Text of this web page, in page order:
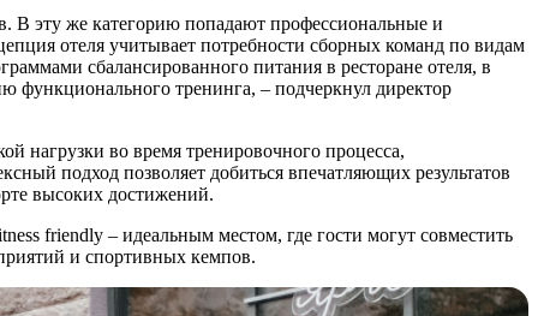
В эту же категорию попадают профессиональные и
отеля учитывает потребности сборных команд по видам
сбалансированного питания в ресторане отеля, в
функционального тренинга, – подчеркнул директор
нагрузки во время тренировочного процесса,
подход позволяет добиться впечатляющих результатов
высоких достижений.
friendly – идеальным местом, где гости могут совместить
и спортивных кемпов.